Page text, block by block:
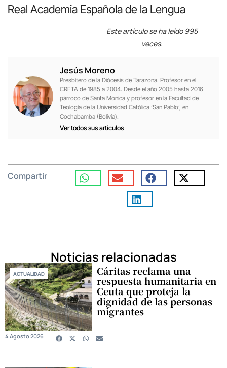
Real Academia Española de la Lengua
Este artículo se ha leído 995
veces.
Jesús Moreno
Presbítero de la Diócesis de Tarazona. Profesor en el
CRETA de 1985 a 2004. Desde el año 2005 hasta 2016
párroco de Santa Mónica y profesor en la Facultad de
Teología de la Universidad Católica ‘San Pablo’, en
Cochabamba (Bolivia).
Ver todos sus artículos
Compartir
Noticias relacionadas
ACTUALIDAD Cáritas reclama una
respuesta humanitaria en
Ceuta que proteja la
dignidad de las personas
migrantes
4 Agosto 2026